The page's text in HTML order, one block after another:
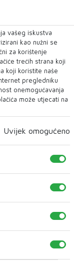
prednost
vašeg iskustva
kao nužni se
za korištenje
trećih strana koji
koji koristite naše
pregledniku
onemogućavanja
može utjecati na
Uvijek omogućeno